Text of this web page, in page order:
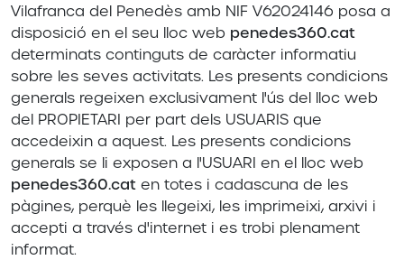
Vilafranca del Penedès amb NIF V62024146 posa a
disposició en el seu lloc web penedes360.cat
determinats continguts de caràcter informatiu
sobre les seves activitats. Les presents condicions
generals regeixen exclusivament l'ús del lloc web
del PROPIETARI per part dels USUARIS que
accedeixin a aquest. Les presents condicions
generals se li exposen a l'USUARI en el lloc web
penedes360.cat en totes i cadascuna de les
pàgines, perquè les llegeixi, les imprimeixi, arxivi i
accepti a través d'internet i es trobi plenament
informat.